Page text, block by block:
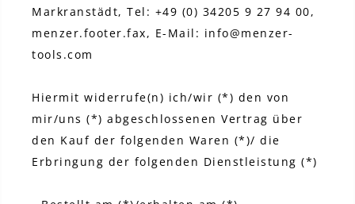
Markranstädt, Tel: +49 (0) 34205 9 27 94 00,
menzer.footer.fax, E-Mail: info@menzer-
tools.com
Hiermit widerrufe(n) ich/wir (*) den von
mir/uns (*) abgeschlossenen Vertrag über
den Kauf der folgenden Waren (*)/ die
Erbringung der folgenden Dienstleistung (*)